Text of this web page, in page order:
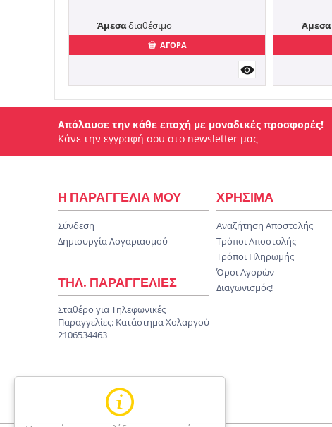
Άμεσαδιαθέσιμο
ΑΓΟΡΑ
Άμεσα
Απόλαυσε την κάθε εποχή με μοναδικές προσφορές!
Κάνε την εγγραφή σου στο newsletter μας
Η ΠΑΡΑΓΓΕΛΙΑ ΜΟΥ
Σύνδεση
Δημιουργία Λογαριασμού
ΤΗΛ. ΠΑΡΑΓΓΕΛΙΕΣ
Σταθέρο για Τηλεφωνικές
Παραγγελίες: Κατάστημα Χολαργού
2106534463
ΧΡΗΣΙΜΑ
Αναζήτηση Αποστολής
Τρόποι Αποστολής
Τρόποι Πληρωμής
Όροι Αγορών
Διαγωνισμός!